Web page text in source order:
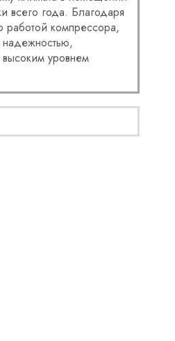
всего года. Благодаря
работой компрессора,
надежностью,
высоким уровнем